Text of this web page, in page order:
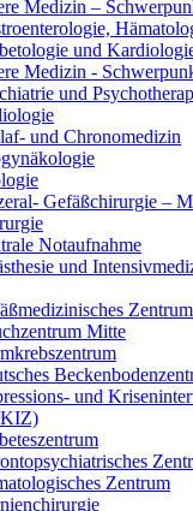
Medizin –
und
Medizin -
und
und Chronomedizin
Gefäßchirurgie –
Notaufnahme
und
Zentrum
Mitte
und
Zentrum